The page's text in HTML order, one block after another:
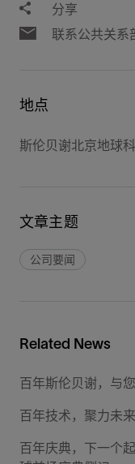
分享
联系公共关系
地点
斯伦贝谢北京地球
文章主题
公司要闻
Related News
百年斯伦贝谢，与
百年技术，聚力未
百年庆典，下一个